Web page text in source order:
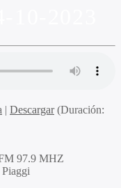
| Descargar(Duración:
97.9 MHZ